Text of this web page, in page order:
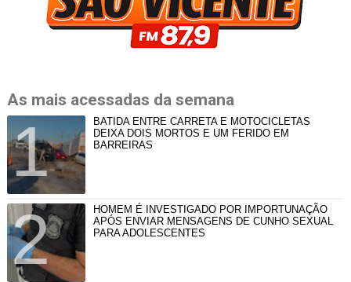
As mais acessadas da semana
BATIDA ENTRE CARRETA E MOTOCICLETAS
DEIXA DOIS MORTOS E UM FERIDO EM
BARREIRAS
HOMEM É INVESTIGADO POR IMPORTUNAÇÃO
APÓS ENVIAR MENSAGENS DE CUNHO SEXUAL
PARA ADOLESCENTES